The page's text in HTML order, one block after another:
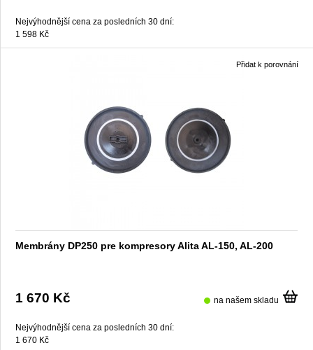
Nejvýhodnější cena za posledních 30 dní:
1 598 Kč
Membrány DP250 pre kompresory Alita AL-150, AL-200
1 670 Kč na našem skladu
Nejvýhodnější cena za posledních 30 dní:
1 670 Kč
Přidat k porovnání